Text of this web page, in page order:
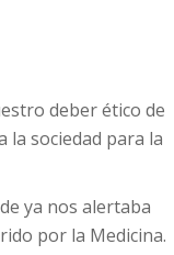
deber ético de
sociedad para la
ya nos alertaba
por la Medicina.